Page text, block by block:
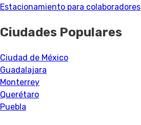
Estacionamiento para colaboradores
Ciudades Populares
Ciudad de México
Guadalajara
Monterrey
Querétaro
Puebla